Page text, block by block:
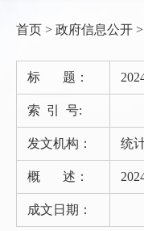
首页 > 政府信息公开 >
标 题：
索 引 号:
发文机构： 统
概 述：
成文日期：